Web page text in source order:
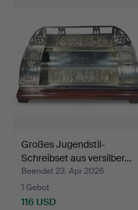
Großes Jugendstil-
Schreibset aus versilber…
Beendet 23. Apr 2026
1 Gebot
116 USD